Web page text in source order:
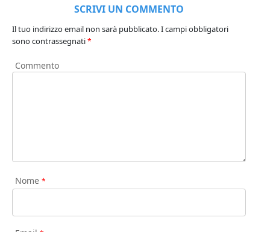
SCRIVI UN COMMENTO
Il tuo indirizzo email non sarà pubblicato.I campi obbligatori
sono contrassegnati*
Commento
Nome *